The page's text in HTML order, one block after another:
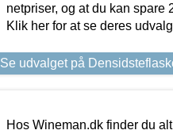
netpriser, og at du kan spare
Klik her for at se deres
Se udvalget på
Hos Wineman.dk finder du